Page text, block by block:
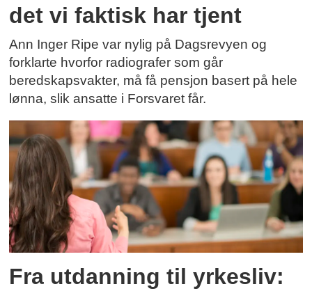
det vi faktisk har tjent
Ann Inger Ripe var nylig på Dagsrevyen og
forklarte hvorfor radiografer som går
beredskapsvakter, må få pensjon basert på hele
lønna, slik ansatte i Forsvaret får.
Fra utdanning til yrkesliv: